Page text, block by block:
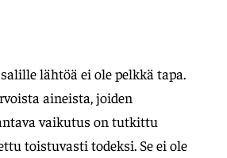
lähtöä ei ole pelkkä tapa.
aineista, joiden
vaikutus on tutkittu
toistuvasti todeksi. Se ei ole